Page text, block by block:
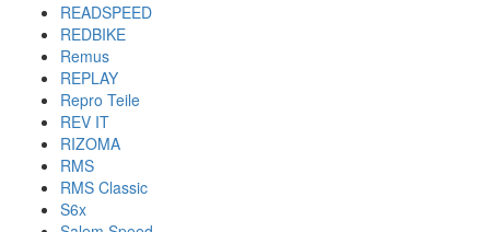
READSPEED
REDBIKE
Remus
REPLAY
Repro Teile
REV IT
RIZOMA
RMS
RMS Classic
S6x